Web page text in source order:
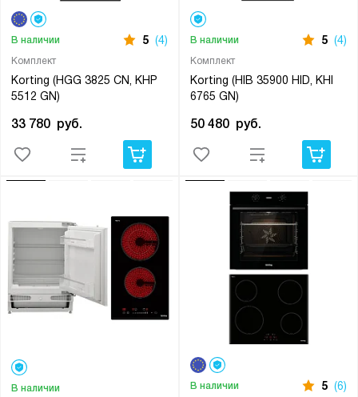
Комплект
Korting (HGG 3825 CN, KHP
5512 GN)
В наличии 5 (4)
33 780 руб.
Комплект
Korting (HIB 35900 HID, KHI
6765 GN)
В наличии 5 (4)
50 480 руб.
В наличии В наличии 5 (6)